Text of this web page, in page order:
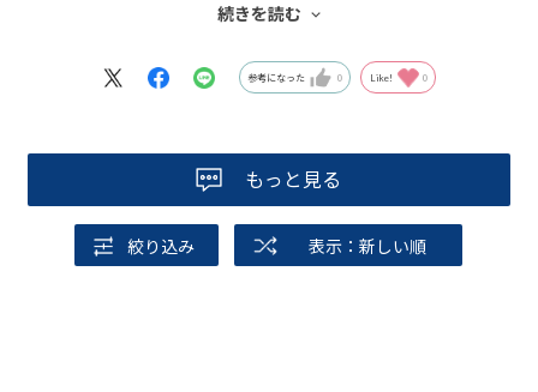
タで給電しながらの使用がおすすめ。ファンの音はある程
ならないレベルに抑えられます。個人的にはトラブルも少
続きを読む
参考になった 0 Like! 0
もっと見る
絞り込み 表示：新しい順